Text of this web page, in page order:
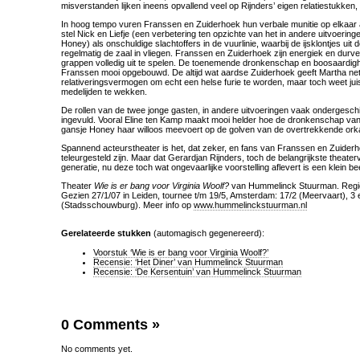
misverstanden lijken ineens opvallend veel op Rijnders’ eigen
In hoog tempo vuren Franssen en Zuiderhoek hun verbale munitie op
stel Nick en Liefje (een verbetering ten opzichte van het in andere
Honey) als onschuldige slachtoffers in de vuurlinie, waarbij de ijsklontjes uit
regelmatig de zaal in vliegen. Franssen en Zuiderhoek zijn energiek en
grappen volledig uit te spelen. De toenemende dronkenschap en
Franssen mooi opgebouwd. De altijd wat aardse Zuiderhoek geeft Martha
relativeringsvermogen om echt een helse furie te worden, maar toch weet
medelijden te wekken.
De rollen van de twee jonge gasten, in andere uitvoeringen vaak
ingevuld. Vooral Eline ten Kamp maakt mooi helder hoe de dronkenschap
gansje Honey haar willoos meevoert op de golven van de overtrekkende
Spannend acteurstheater is het, dat zeker, en fans van Franssen en
teleurgesteld zijn. Maar dat Gerardjan Rijnders, toch de belangrijkste
generatie, nu deze toch wat ongevaarlijke voorstelling aflevert is een klein
Theater Wie is er bang voor Virginia Woolf? van Hummelinck Stuurman.
Gezien 27/1/07 in Leiden, tournee t/m 19/5, Amsterdam: 17/2 (Meervaart), 3
(Stadsschouwburg). Meer info op www.hummelinckstuurman.nl
Gerelateerde stukken (automagisch gegenereerd):
Voorstuk ‘Wie is er bang voor Virginia Woolf?’
Recensie: ‘Het Diner’ van Hummelinck Stuurman
Recensie: ‘De Kersentuin’ van Hummelinck Stuurman
0 Comments »
No comments yet.